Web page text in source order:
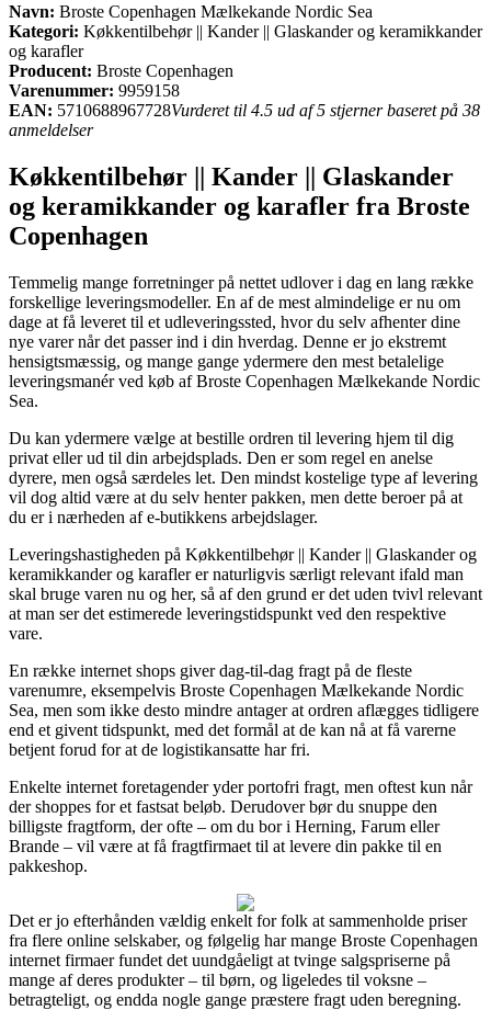
Navn: Broste Copenhagen Mælkekande Nordic Sea
Kategori: Køkkentilbehør || Kander || Glaskander og keramikkander
og karafler
Producent: Broste Copenhagen
Varenummer: 9959158
EAN: 5710688967728Vurderet til 4.5 ud af 5 stjerner baseret på 38
anmeldelser
Køkkentilbehør || Kander || Glaskander
og keramikkander og karafler fra Broste
Copenhagen
Temmelig mange forretninger på nettet udlover i dag en lang række
forskellige leveringsmodeller. En af de mest almindelige er nu om
dage at få leveret til et udleveringssted, hvor du selv afhenter dine
nye varer når det passer ind i din hverdag. Denne er jo ekstremt
hensigtsmæssig, og mange gange ydermere den mest betalelige
leveringsmanér ved køb af Broste Copenhagen Mælkekande Nordic
Sea.
Du kan ydermere vælge at bestille ordren til levering hjem til dig
privat eller ud til din arbejdsplads. Den er som regel en anelse
dyrere, men også særdeles let. Den mindst kostelige type af levering
vil dog altid være at du selv henter pakken, men dette beroer på at
du er i nærheden af e-butikkens arbejdslager.
Leveringshastigheden på Køkkentilbehør || Kander || Glaskander og
keramikkander og karafler er naturligvis særligt relevant ifald man
skal bruge varen nu og her, så af den grund er det uden tvivl relevant
at man ser det estimerede leveringstidspunkt ved den respektive
vare.
En række internet shops giver dag-til-dag fragt på de fleste
varenumre, eksempelvis Broste Copenhagen Mælkekande Nordic
Sea, men som ikke desto mindre antager at ordren aflægges tidligere
end et givent tidspunkt, med det formål at de kan nå at få varerne
betjent forud for at de logistikansatte har fri.
Enkelte internet foretagender yder portofri fragt, men oftest kun når
der shoppes for et fastsat beløb. Derudover bør du snuppe den
billigste fragtform, der ofte – om du bor i Herning, Farum eller
Brande – vil være at få fragtfirmaet til at levere din pakke til en
pakkeshop.
Det er jo efterhånden vældig enkelt for folk at sammenholde priser
fra flere online selskaber, og følgelig har mange Broste Copenhagen
internet firmaer fundet det uundgåeligt at tvinge salgspriserne på
mange af deres produkter – til børn, og ligeledes til voksne –
betragteligt, og endda nogle gange præstere fragt uden beregning.